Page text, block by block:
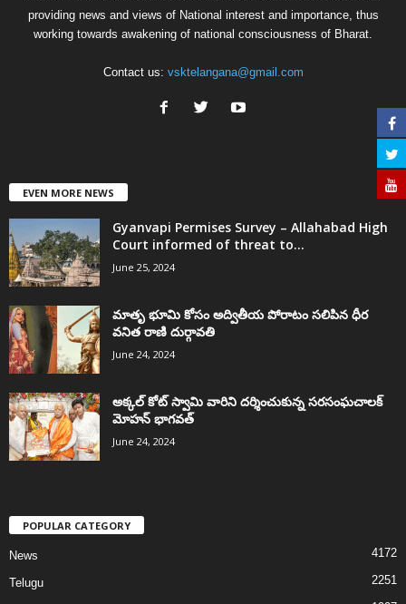
providing news and views of National interest and importance, thus
working towards awakening of national consciousness of Bharat.
Contact us: vsktelangana@gmail.com
EVEN MORE NEWS
Gyanvapi Permises Survey – Allahabad High
Court informed of threat to...
June 25, 2024
మాతృ భూమి కోసం అద్వితీయ పోరాటం సలిపిన ధీర
వనిత రాణి దుర్గావతి
June 24, 2024
అక్కల్‌ కోట్‌ స్వామి వారిని దర్శించుకున్న సరసంఘచాలక్
మోహన్ భాగవత్
June 24, 2024
POPULAR CATEGORY
News 4172
Telugu 2251